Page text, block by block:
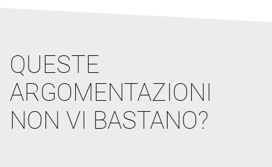
QUESTE
ARGOMENTAZIONI
NON VI BASTANO?